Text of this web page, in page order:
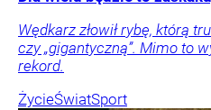
Wędkarz złowił rybę, którą
czy „gigantyczną”. Mimo to
rekord.
ŻycieŚwiatSport